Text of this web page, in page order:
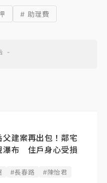
# 助理費
父建案再出包！鄰宅
瀑布 住戶身心受損
#長春路 #陳怡君